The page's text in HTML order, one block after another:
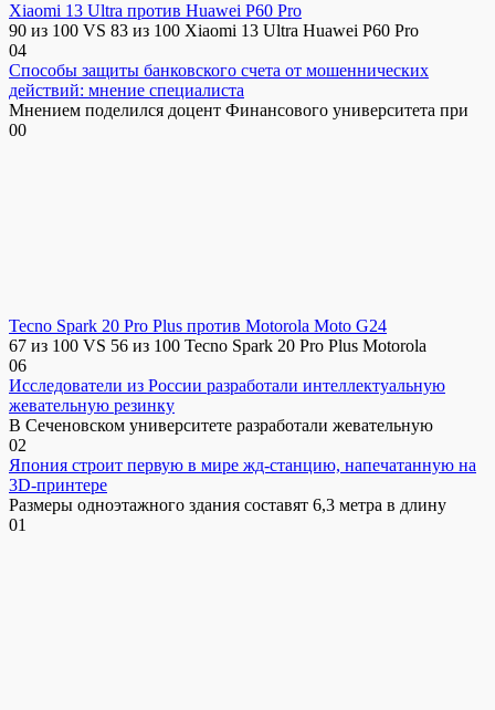
Xiaomi 13 Ultra против Huawei P60 Pro
90 из 100 VS 83 из 100 Xiaomi 13 Ultra Huawei P60 Pro
04
Способы защиты банковского счета от мошеннических
действий: мнение специалиста
Мнением поделился доцент Финансового университета при
00
Tecno Spark 20 Pro Plus против Motorola Moto G24
67 из 100 VS 56 из 100 Tecno Spark 20 Pro Plus Motorola
06
Исследователи из России разработали интеллектуальную
жевательную резинку
В Сеченовском университете разработали жевательную
02
Япония строит первую в мире жд-станцию, напечатанную на
3D-принтере
Размеры одноэтажного здания составят 6,3 метра в длину
01